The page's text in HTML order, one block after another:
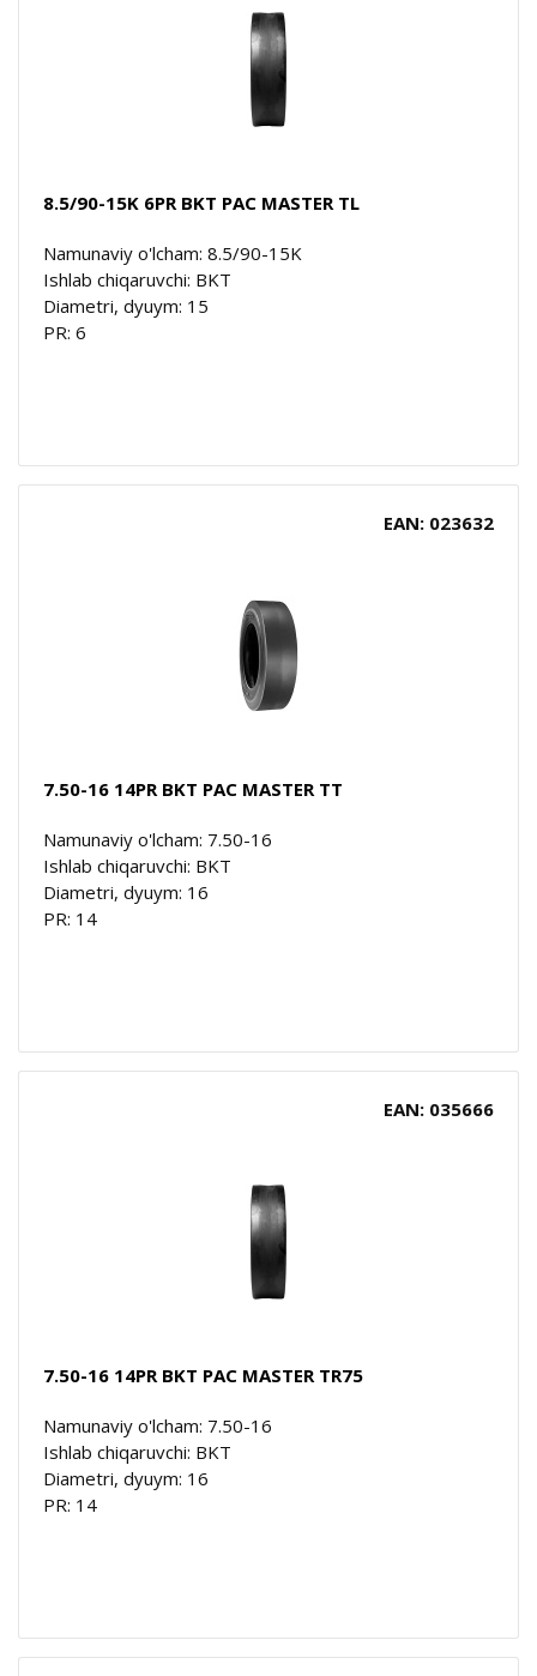
8.5/90-15K 6PR BKT PAC MASTER TL
Namunaviy o'lcham: 8.5/90-15K
Ishlab chiqaruvchi: BKT
Diametri, dyuym: 15
PR: 6
EAN: 023632
7.50-16 14PR BKT PAC MASTER TT
Namunaviy o'lcham: 7.50-16
Ishlab chiqaruvchi: BKT
Diametri, dyuym: 16
PR: 14
EAN: 035666
7.50-16 14PR BKT PAC MASTER TR75
Namunaviy o'lcham: 7.50-16
Ishlab chiqaruvchi: BKT
Diametri, dyuym: 16
PR: 14